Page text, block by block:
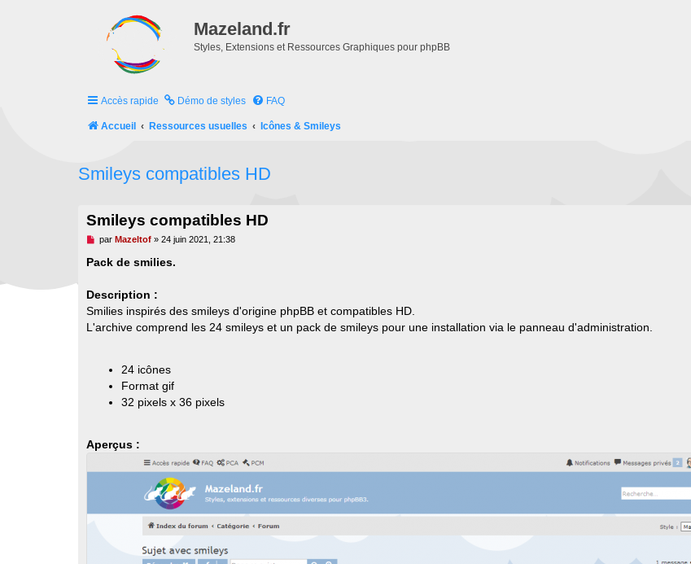
Mazeland.fr
Styles, Extensions et Ressources Graphiques pour phpBB
Accès rapide Démo de styles FAQ
Accueil Ressources usuelles Icônes & Smileys
Smileys compatibles HD
Smileys compatibles HD
M
s
g
e
n
n
par Mazeltof» 24 juin 2021, 21:38
Pack de smilies.
Description :
Smilies inspirés des smileys d'origine phpBB et compatibles HD.
L'archive comprend les 24 smileys et un pack de smileys pour une installation via le panneau d'administration.
24 icônes
Format gif
32 pixels x 36 pixels
Aperçus :